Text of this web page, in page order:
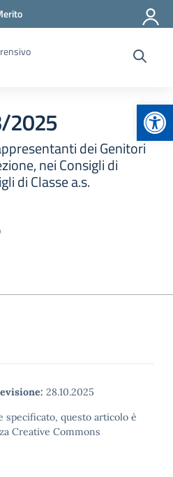
2025
dei Genitori
nei Consigli di
di Classe a.s.
28.10.2025
specificato, questo articolo è
Creative Commons